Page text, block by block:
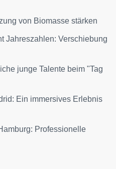
von Biomasse stärken
Jahreszahlen: Verschiebung
junge Talente beim "Tag
Ein immersives Erlebnis
Professionelle